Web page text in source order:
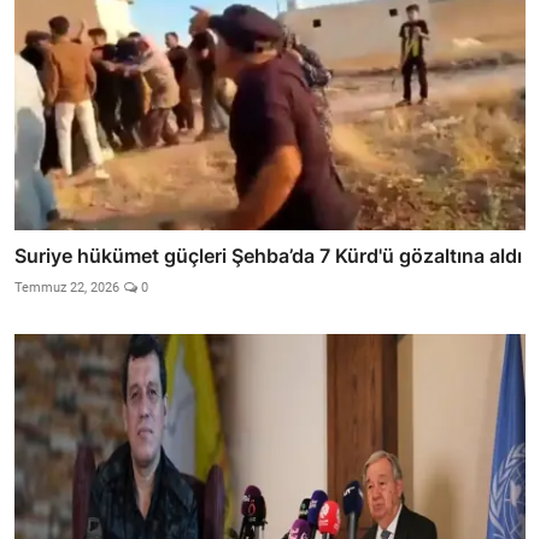
Suriye hükümet güçleri Şehba’da 7 Kürd'ü gözaltına aldı
Temmuz 22, 2026 0